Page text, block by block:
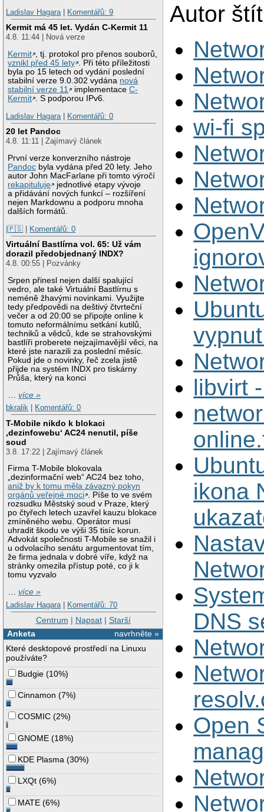
Ladislav Hagara | Komentářů: 9
Kermit má 45 let. Vydán C-Kermit 11
4.8. 11:44 | Nová verze
Kermit , tj. protokol pro přenos souborů,
vznikl před 45 lety . Při této příležitosti
byla po 15 letech od vydání poslední
stabilní verze 9.0.302 vydána nová
stabilní verze 11
implementaceC-
Kermit . S podporou IPv6.
Ladislav Hagara | Komentářů: 0
20 let Pandoc
4.8. 11:11 | Zajímavý článek
První verze konverzního nástroje
Pandoc byla vydána před 20 lety. Jeho
autor John MacFarlane při tomto výročí
rekapituluje
jednotlivé etapy vývoje
a přidávání nových funkcí – rozšíření
nejen Markdownu a podporu mnoha
dalších formátů.
|🇵🇸 | Komentářů: 0
Virtuální Bastlírna vol. 65: Už vám
dorazil předobjednaný INDX?
4.8. 00:55 | Pozvánky
Srpen přinesl nejen další spalující
vedro, ale také Virtuální Bastlírnu s
neméně žhavými novinkami. Využijte
tedy předpovědi na deštivý čtvrteční
večer a od 20:00 se připojte online k
tomuto neformálnímu setkání kutilů,
techniků a vědců, kde se strahovskými
bastlíři proberete nejzajímavější věci, na
které jste narazili za poslední měsíc.
Pokud jde o novinky, řeč zcela jistě
přijde na systém INDX pro tiskárny
Průša, který na konci
…více »
bkralik
Komentářů: 0
T-Mobile nikdo k blokaci
‚dezinfowebu‘ AC24 nenutil, píše
soud
3.8. 17:22 | Zajímavý článek
Firma T-Mobile blokovala
„dezinformační web“ AC24 bez toho,
aniž by k tomu měla závazný pokyn
orgánů veřejné moci . Píše to ve svém
rozsudku Městský soud v Praze, který
po čtyřech letech uzavřel kauzu blokace
zmíněného webu. Operátor musí
uhradit škodu ve výši 35 tisíc korun.
Advokát společnosti T-Mobile se snažil i
u odvolacího senátu argumentovat tím,
že firma jednala v dobré víře, když na
stránky omezila přístup poté, co ji k
tomu vyzvalo
…více »
Ladislav Hagara | Komentářů: 70
Centrum | Napsat| Starší
navrhněte »
Anketa
Které desktopové prostředí na Linuxu
používáte?
Budgie (10%)
Cinnamon (7%)
COSMIC (2%)
GNOME (18%)
KDE Plasma (30%)
LXQt (6%)
MATE (6%)
Autor
wi-fi
libvirt
ikona
DNS
Open